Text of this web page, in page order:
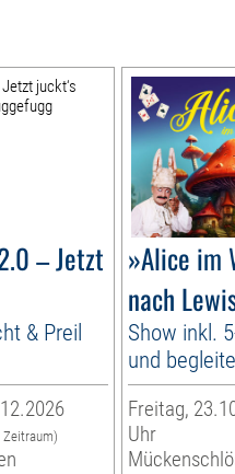
– Jetzt
& Preil
Zeitraum)
»Alice im
nach
Show inkl.
und
Freitag,
Uhr